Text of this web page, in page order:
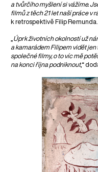
a tvůrčího myšlení si vážíme.
filmů z těch 21 let naší práce v
k retrospektivě Filip Remunda.
Úprk životních okolností už
a kamarádem Filipem vidět
společné filmy, o to víc mě
na konci října podniknout,“